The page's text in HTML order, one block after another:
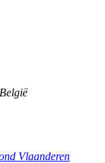
België
Vlaanderen